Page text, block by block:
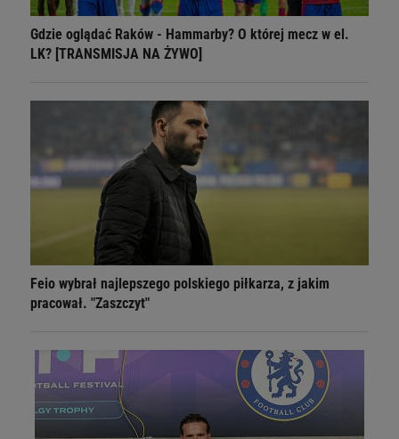
Gdzie oglądać Raków - Hammarby? O której mecz w el.
LK? [TRANSMISJA NA ŻYWO]
Feio wybrał najlepszego polskiego piłkarza, z jakim
pracował. "Zaszczyt"